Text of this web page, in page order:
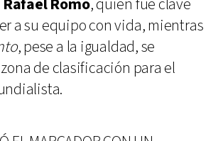
Rafael Romo, quien fue clave
a su equipo con vida, mientras
, pese a la igualdad, se
de clasificación para el